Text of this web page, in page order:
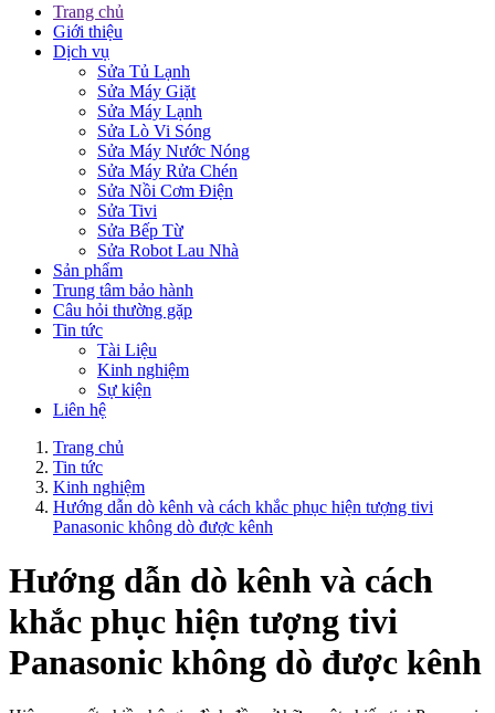
Trang chủ
Giới thiệu
Dịch vụ
Sửa Tủ Lạnh
Sửa Máy Giặt
Sửa Máy Lạnh
Sửa Lò Vi Sóng
Sửa Máy Nước Nóng
Sửa Máy Rửa Chén
Sửa Nồi Cơm Điện
Sửa Tivi
Sửa Bếp Từ
Sửa Robot Lau Nhà
Sản phẩm
Trung tâm bảo hành
Câu hỏi thường gặp
Tin tức
Tài Liệu
Kinh nghiệm
Sự kiện
Liên hệ
Trang chủ
Tin tức
Kinh nghiệm
Hướng dẫn dò kênh và cách khắc phục hiện tượng tivi
Panasonic không dò được kênh
Hướng dẫn dò kênh và cách
khắc phục hiện tượng tivi
Panasonic không dò được kênh